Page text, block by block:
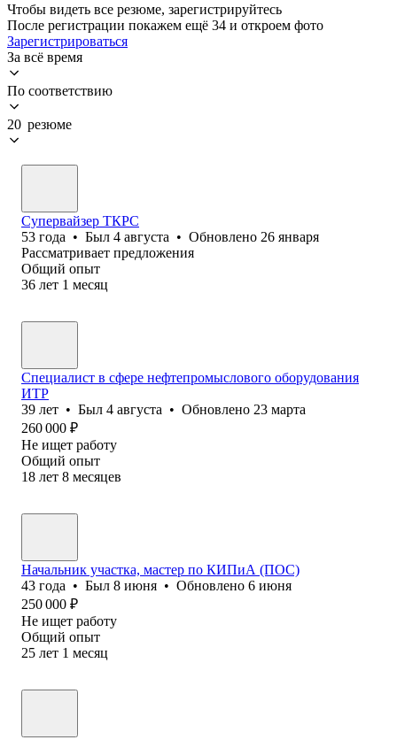
Чтобы видеть все резюме, зарегистрируйтесь
После регистрации покажем ещё 34 и откроем фото
Зарегистрироваться
За всё время
По соответствию
20 резюме
Супервайзер ТКРС
53 года • Был 4 августа • Обновлено 26 января
Рассматривает предложения
Общий опыт
36 лет 1 месяц
Специалист в сфере нефтепромыслового оборудования
ИТР
39 лет • Был 4 августа • Обновлено 23 марта
260 000 ₽
Не ищет работу
Общий опыт
18 лет 8 месяцев
Начальник участка, мастер по КИПиА (ПОС)
43 года • Был 8 июня • Обновлено 6 июня
250 000 ₽
Не ищет работу
Общий опыт
25 лет 1 месяц